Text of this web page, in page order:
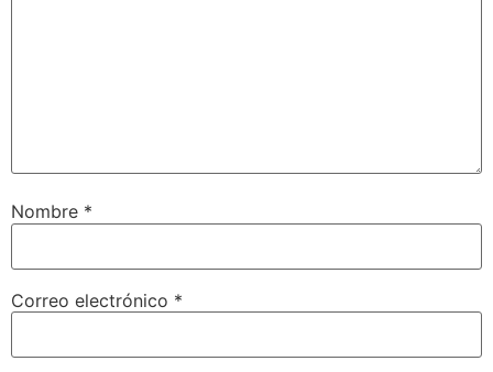
Nombre *
Correo electrónico *